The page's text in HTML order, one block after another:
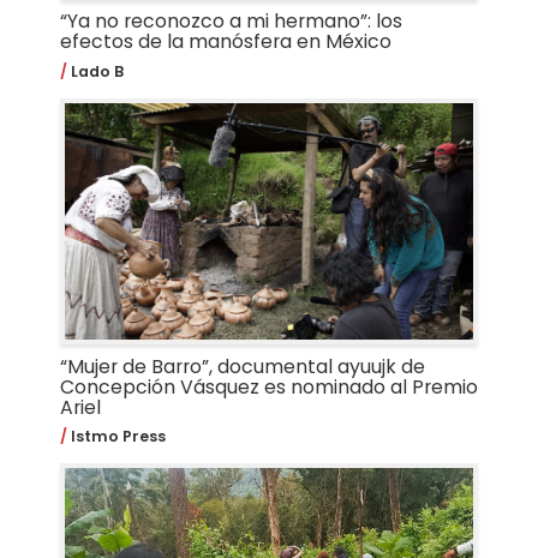
“Ya no reconozco a mi hermano”: los
efectos de la manósfera en México
Lado B
“Mujer de Barro”, documental ayuujk de
Concepción Vásquez es nominado al Premio
Ariel
Istmo Press